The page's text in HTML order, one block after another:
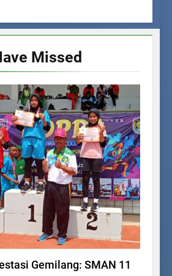
Missed
PRESTASI
Gemilang: SMAN 11